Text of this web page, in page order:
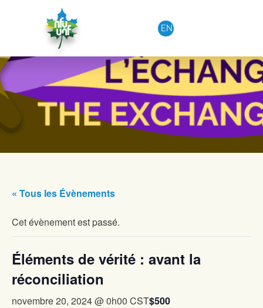
Aller au contenu
EN
« Tous les Évènements
Cet évènement est passé.
Éléments de vérité : avant la
réconciliation
novembre 20, 2024 @ 0h00 CST$500